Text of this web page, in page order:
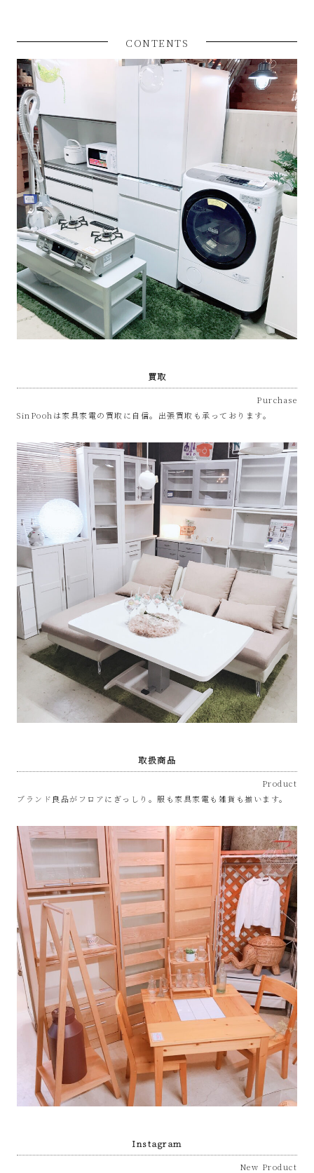
CONTENTS
買取
Purchase
SinPoohは家具家電の買取に自信。出張買取も承っております。
取扱商品
Product
ブランド良品がフロアにぎっしり。服も家具家電も雑貨も揃います。
Instagram
New Product